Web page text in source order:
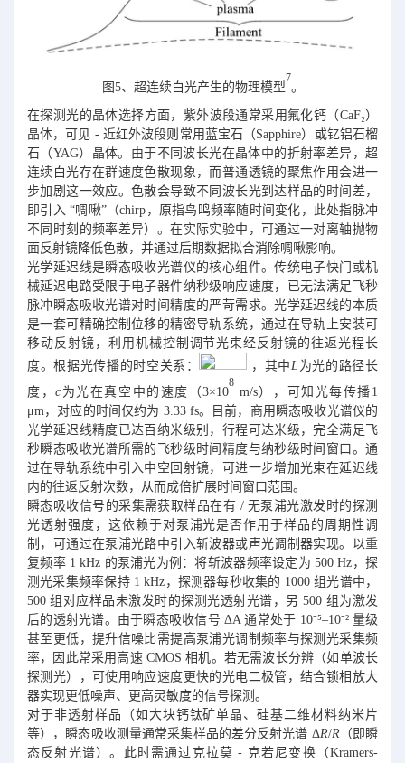
图5、超连续白光产生的物理模型
7
。
在探测光的晶体选择方面，紫外波段通常采用氟化钙（CaF₂）
晶体，可见 - 近红外波段则常用蓝宝石（Sapphire）或钇铝石榴
石（YAG）晶体。由于不同波长光在晶体中的折射率差异，超
连续白光存在群速度色散现象，而普通透镜的聚焦作用会进一
步加剧这一效应。色散会导致不同波长光到达样品的时间差，
即引入 “啁啾”（chirp，原指鸟鸣频率随时间变化，此处指脉冲
不同时刻的频率差异）。在实际实验中，可通过一对离轴抛物
面反射镜降低色散，并通过后期数据拟合消除啁啾影响。
光学延迟线是瞬态吸收光谱仪的核心组件。传统电子快门或机
械延迟电路受限于电子器件纳秒级响应速度，已无法满足飞秒
脉冲瞬态吸收光谱对时间精度的严苛需求。光学延迟线的本质
是一套可精确控制位移的精密导轨系统，通过在导轨上安装可
移动反射镜，利用机械控制调节光束经反射镜的往返光程长
度。根据光传播的时空关系：
，其中L 为光的路径长
度，c 为光在真空中的速度（3×10
8
m/s），可知光每传播1
μm，对应的时间仅约为 3.33 fs。目前，商用瞬态吸收光谱仪的
光学延迟线精度已达百纳米级别，行程可达米级，完全满足飞
秒瞬态吸收光谱所需的飞秒级时间精度与纳秒级时间窗口。通
过在导轨系统中引入中空回射镜，可进一步增加光束在延迟线
内的往返反射次数，从而成倍扩展时间窗口范围。
瞬态吸收信号的采集需获取样品在有 / 无泵浦光激发时的探测
光透射强度，这依赖于对泵浦光是否作用于样品的周期性调
制，可通过在泵浦光路中引入斩波器或声光调制器实现。以重
复频率 1 kHz 的泵浦光为例：将斩波器频率设定为 500 Hz，探
测光采集频率保持 1 kHz，探测器每秒收集的 1000 组光谱中，
500 组对应样品未激发时的探测光透射光谱，另 500 组为激发
后的透射光谱。由于瞬态吸收信号 ΔA 通常处于 10⁻⁵–10⁻² 量级
甚至更低，提升信噪比需提高泵浦光调制频率与探测光采集频
率，因此常采用高速 CMOS 相机。若无需波长分辨（如单波长
探测光），可使用响应速度更快的光电二极管，结合锁相放大
器实现更低噪声、更高灵敏度的信号探测。
对于非透射样品（如大块钙钛矿单晶、硅基二维材料纳米片
等），瞬态吸收测量通常采集样品的差分反射光谱 ΔR/R （即瞬
态反射光谱）。此时需通过克拉莫 - 克若尼变换（Kramers-